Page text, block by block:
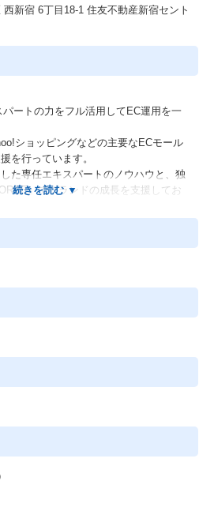
新宿 6丁目18-1 住友不動産新宿セント
ートの力をフル活用してEC運用を一
ショッピングなどの主要なECモール
を行っています。
た専任エキスパートのノウハウと、独
」でブランドの成長を支援してお
いるD2C・ECブランド事業者様に対
じてブランドを譲受け、これまでECサ
きたノウハウ等の社内リソースを投入
なるバリューアップを実現し、より多
いくことを目的とする事業です。